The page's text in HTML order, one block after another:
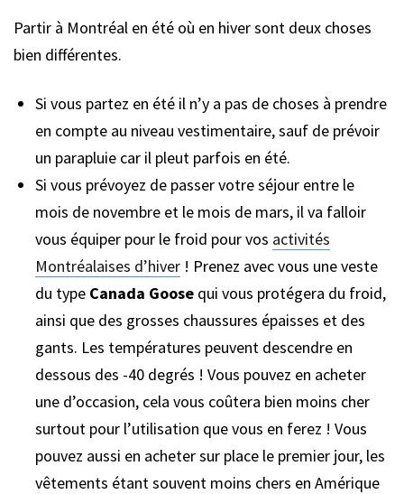
Partir à Montréal en été où en hiver sont deux choses
bien différentes.
Si vous partez en été il n’y a pas de choses à prendre
en compte au niveau vestimentaire, sauf de prévoir
un parapluie car il pleut parfois en été.
Si vous prévoyez de passer votre séjour entre le
mois de novembre et le mois de mars, il va falloir
vous équiper pour le froid pour vos activités
Montréalaises d’hiver ! Prenez avec vous une veste
du type Canada Goose qui vous protégera du froid,
ainsi que des grosses chaussures épaisses et des
gants. Les températures peuvent descendre en
dessous des -40 degrés ! Vous pouvez en acheter
une d’occasion, cela vous coûtera bien moins cher
surtout pour l’utilisation que vous en ferez ! Vous
pouvez aussi en acheter sur place le premier jour, les
vêtements étant souvent moins chers en Amérique